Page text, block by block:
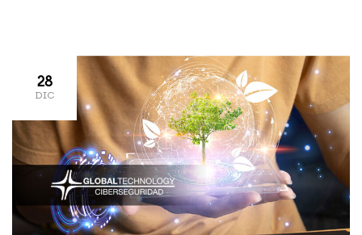
fusionan para crear 4Elitech, con una propuesta
clara, brindar confianza tecnológica […]
28
DIC